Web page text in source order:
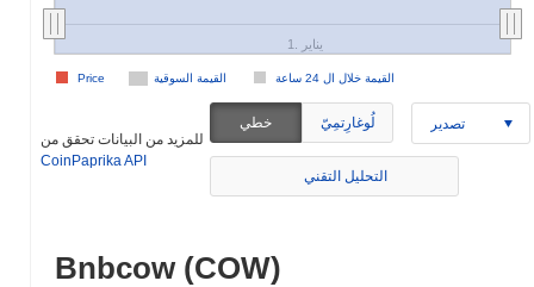
القيمة السوقية القيمة خلال ال 24 ساعة Price
1. يناير
للمزيد من البيانات تحقق من
CoinPaprika API
خطي لُوغارِتمِيّ تصدير
التحليل التقني
Bnbcow (COW)